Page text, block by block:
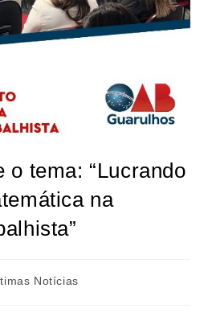
o tema: “Lucrando
na
Notícias